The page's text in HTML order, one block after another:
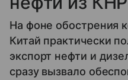
На фоне обострения
Китай практически
экспорт нефти и
сразу вызвало